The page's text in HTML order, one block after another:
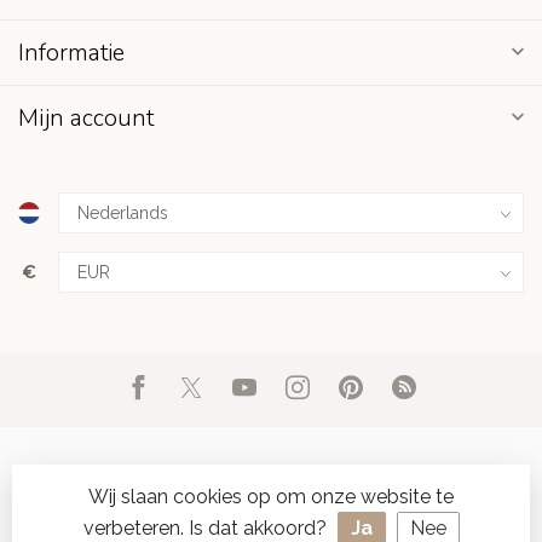
Informatie
Mijn account
€
© Copyright 2026 d'Oude Seylmakerij- Powered by Lightspeed
Wij slaan cookies op om onze website te
verbeteren. Is dat akkoord?
Ja Nee